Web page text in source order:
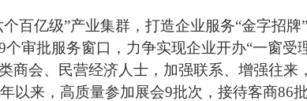
个百亿级”产业集群，打造企业服务“金字招
个审批服务窗口，力争实现企业开办“一窗受
商会、民营经济人士，加强联系、增强往
以来，高质量参加展会9批次，接待客商86